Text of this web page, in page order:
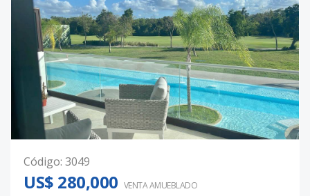
Código: 3049
US$ 280,000 VENTA AMUEBLADO